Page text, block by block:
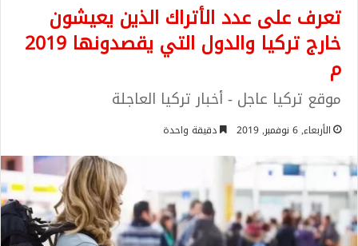
تعرف على عدد الأتراك الذين يعيشون
خارج تركيا والدول التي يقصدونها 2019
م
موقع تركيا عاجل - أخبار تركيا العاجلة
الأربعاء, 6 نوفمبر, 2019 دقيقة واحدة